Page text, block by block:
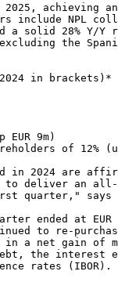
achieving
include NPL
a solid 28% Y/Y
excluding the
in brackets)*
9m)
of 12%
in 2024 are
to deliver an
quarter," says
ended at EUR
to re-
a net gain of
the interest
rates (IBOR).